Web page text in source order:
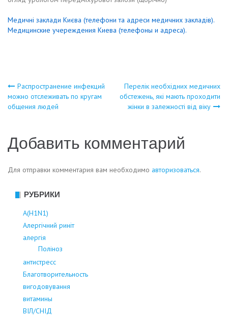
Медичні заклади Києва (телефони та адреси медичних закладів).
Медицинские учереждения Киева (телефоны и адреса).
Навигация
по
записям
Распространение инфекций
можно отслеживать по кругам
общения людей
Перелік необхідних медичних
обстежень, які мають проходити
жінки в залежності від віку
Добавить комментарий
Для отправки комментария вам необходимо авторизоваться.
РУБРИКИ
А(Н1N1)
Алергічний риніт
алергія
Поліноз
антистресс
Благотворительность
вигодовування
витамины
ВІЛ/СНІД